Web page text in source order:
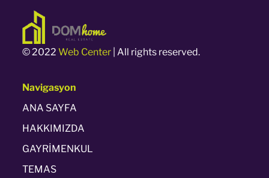
© 2022Web Center | All rights reserved.
Navigasyon
ANA SAYFA
HAKKIMIZDA
GAYRİMENKUL
TEMAS